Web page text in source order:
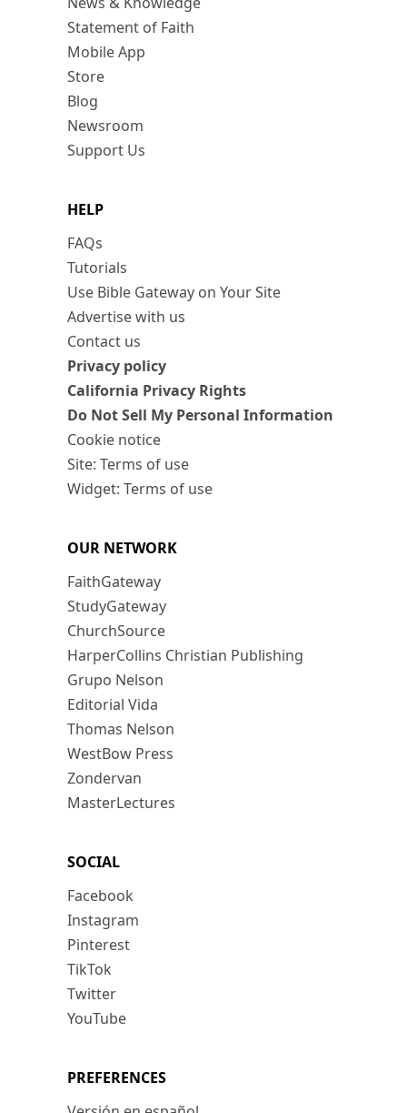
Statement of Faith
Mobile App
Store
Blog
Newsroom
Support Us
HELP
FAQs
Tutorials
Use Bible Gateway on Your Site
Advertise with us
Contact us
Privacy policy
California Privacy Rights
Do Not Sell My Personal Information
Cookie notice
Site: Terms of use
Widget: Terms of use
OUR NETWORK
FaithGateway
StudyGateway
ChurchSource
HarperCollins Christian Publishing
Grupo Nelson
Editorial Vida
Thomas Nelson
WestBow Press
Zondervan
MasterLectures
SOCIAL
Facebook
Instagram
Pinterest
TikTok
Twitter
YouTube
PREFERENCES